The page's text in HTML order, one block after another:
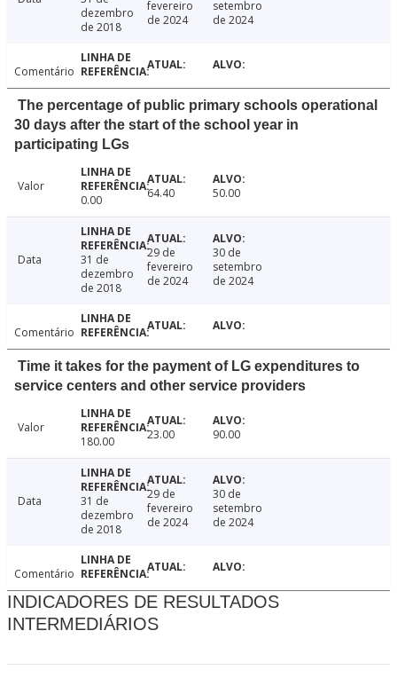
dezembro
de 2018
fevereiro
de 2024
setembro
de 2024
Comentário
The percentage of public primary schools operational
30 days after the start of the school year in
participating LGs
Valor
0.00
64.40 50.00
Data
31 de
dezembro
de 2018
29 de
fevereiro
de 2024
30 de
setembro
de 2024
Comentário
Time it takes for the payment of LG expenditures to
service centers and other service providers
Valor
180.00
23.00 90.00
Data
31 de
dezembro
de 2018
29 de
fevereiro
de 2024
30 de
setembro
de 2024
Comentário
INDICADORES DE RESULTADOS
INTERMEDIÁRIOS